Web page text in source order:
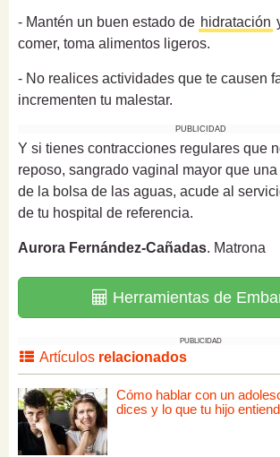
- Mantén un buen estado de hidratación
comer, toma alimentos ligeros.
- No realices actividades que te causen
incrementen tu malestar.
PUBLICIDAD
Y si tienes contracciones regulares que
reposo, sangrado vaginal mayor que
de la bolsa de las aguas, acude al
de tu hospital de referencia.
Aurora Fernández-Cañadas. Matrona
Herramientas de
PUBLICIDAD
Artículos relacionados
Cómo hablar con un
dices y lo que tu hijo